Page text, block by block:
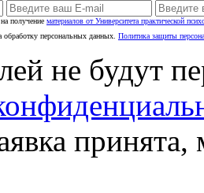
получение материалов от Университета практической
персональных данных. Политика защиты
не будут